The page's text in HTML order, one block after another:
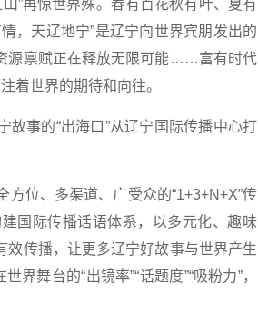
”再惊世界殊。春有百花秋有叶、夏有
，天辽地宁”是辽宁向世界宾朋发出的
源禀赋正在释放无限可能……富有时代
着世界的期待和向往。
事的“出海口”从辽宁国际传播中心打
位、多渠道、广受众的“1+3+N+X”传
国际传播话语体系，以多元化、趣味
传播，让更多辽宁好故事与世界产生
舞台的“出镜率”“话题度”“吸粉力”，